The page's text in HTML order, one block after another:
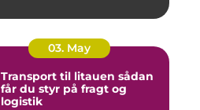
03. May
Transport til litauen sådan
får du styr på fragt og
logistik